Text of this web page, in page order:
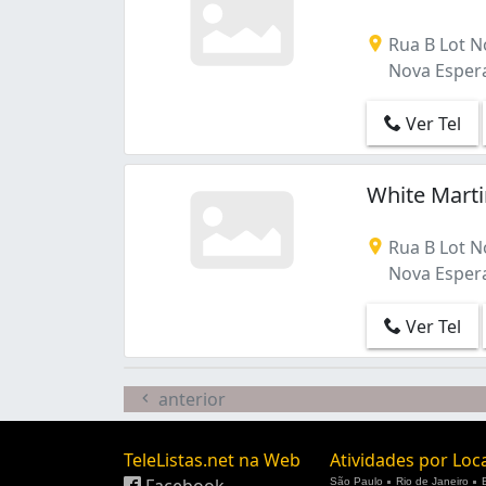
Rua B Lot
Nova
Ver Tel
White
Rua B Lot
Nova
Ver Tel
anterior
TeleListas.net na Web
Atividades por
São Paulo Rio de Janeiro